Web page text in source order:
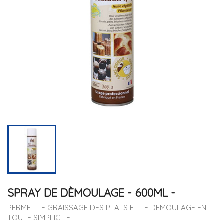
SPRAY DE DÈMOULAGE - 600ML -
PERMET LE GRAISSAGE DES PLATS ET LE DEMOULAGE EN
TOUTE SIMPLICITE